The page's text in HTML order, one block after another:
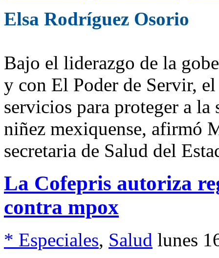
Elsa Rodríguez Osorio
Bajo el liderazgo de la
y con El Poder de Servir,
servicios para proteger a la
niñez mexiquense, afirmó
secretaria de Salud del
La Cofepris autoriza
contra mpox
* Especiales, Salud lunes